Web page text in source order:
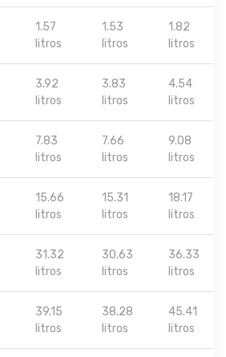
1.57
litros
1.53
litros
1.82
litros
3.92
litros
3.83
litros
4.54
litros
7.83
litros
7.66
litros
9.08
litros
15.66
litros
15.31
litros
18.17
litros
31.32
litros
30.63
litros
36.33
litros
39.15
litros
38.28
litros
45.41
litros